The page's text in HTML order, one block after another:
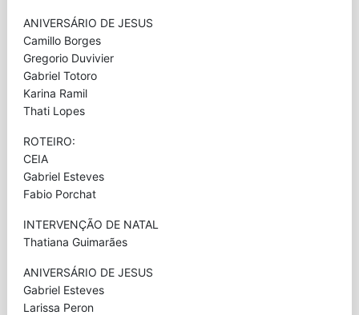
ANIVERSÁRIO DE JESUS
Camillo Borges
Gregorio Duvivier
Gabriel Totoro
Karina Ramil
Thati Lopes
ROTEIRO:
CEIA
Gabriel Esteves
Fabio Porchat
INTERVENÇÃO DE NATAL
Thatiana Guimarães
ANIVERSÁRIO DE JESUS
Gabriel Esteves
Larissa Peron